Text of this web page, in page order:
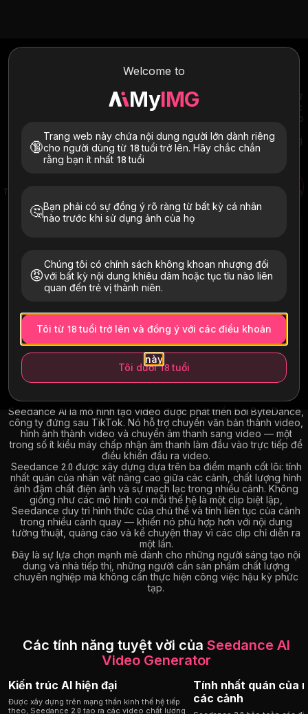
Welcome to
MyIMG
🔞
Trang web này chứa nội dung người lớn dành riêng
cho người dùng từ 18 tuổi trở lên. Hãy chắc chắn
rằng bạn ít nhất 18 tuổi
🤔Bạn phải có sự đồng ý rõ ràng từ bất kỳ cá nhân
nào trước khi sử dụng ảnh của họ
😡
Chúng tôi có chính sách không khoan nhượng đối
với bất kỳ nội dung khiêu dâm hoặc tục tĩu nào liên
quan đến trẻ vị thành niên.
Tôi từ 18 tuổi trở lên và đồng ý với các điều khoản
này
Tôi dưới 18 tuổi
Truy cập miễn phí trình tạo video Seedance AI trên MyIMG -
thanh với chất lượng hình ảnh đậm chất điện ảnh, chuyển động tự
nhiên mượt mà và tính nhất quán của nhân vật nâng cao giữa các
cảnh. Được xây dựng dành cho người sáng tạo nội dung, nhà tiếp
không cần quá trình học tập khó khăn. Bắt đầu tạo bằng tín dụng
miễn phí ngay hôm nay.
Trình tạo video AI Seedance Hình ảnh AI thành video
Sắp ra mắt
Seedance AI là mô hình tạo video được phát triển bởi ByteDance,
công ty đứng sau TikTok. Nó hỗ trợ chuyển văn bản thành video,
hình ảnh thành video và chuyển âm thanh sang video — một
trong số ít kiểu máy chấp nhận âm thanh làm đầu vào trực tiếp để
điều khiển đầu ra video.
Seedance 2.0 được xây dựng dựa trên ba điểm mạnh cốt lõi: tính
nhất quán của nhân vật nâng cao giữa các cảnh, chất lượng hình
ảnh đậm chất điện ảnh và sự mạch lạc trong nhiều cảnh. Không
giống như các mô hình coi mỗi thế hệ là một clip biệt lập,
Seedance duy trì hình thức của chủ thể và tính liên tục của cảnh
trong nhiều cảnh quay — khiến nó phù hợp hơn với nội dung
tường thuật, quảng cáo và kể chuyện thay vì các clip chỉ diễn ra
một lần.
Đây là sự lựa chọn mạnh mẽ dành cho những người sáng tạo nội
dung và nhà tiếp thị, những người cần sản phẩm chất lượng
chuyên nghiệp mà không cần thực hiện công việc hậu kỳ phức
tạp.
Các tính năng tuyệt vời của Seedance AI
Video Generator
Kiến trúc AI hiện đại
Được xây dựng trên mạng thần kinh thế hệ tiếp
theo, Seedance 2.0 tạo ra các video chất lượng
Tính nhất quán của
các cảnh